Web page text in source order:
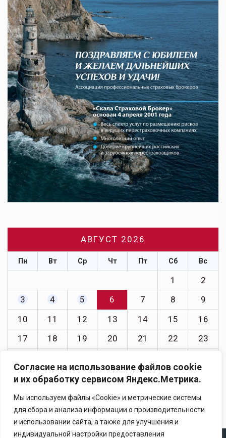
Согласие на использование файлов cookie
и их обработку сервисом Яндекс.Метрика.
Мы используем файлы «Cookie» и метрические системы
для сбора и анализа информации о производительности
и использовании сайта, а также для улучшения и
индивидуальной настройки предоставления
АВГУСТ 2026
Пн Вт Ср Чт Пт Сб Вс
1
2
3
4 5 6 7 8
9
10
11 12 13 14 15
16
17
18 19 20 21 22
23
31
« Июл